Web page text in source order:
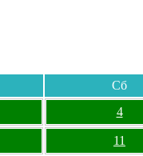
Сб
4
11